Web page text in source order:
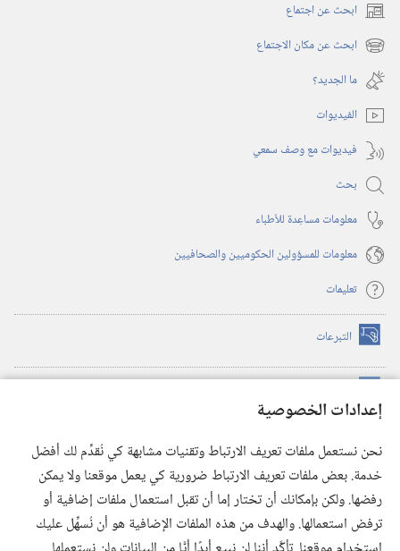
إعدادات الخصوصية
نحن نستعمل ملفات تعريف الارتباط وتقنيات مشابهة كي نُقدِّم لك أفضل
خدمة. بعض ملفات تعريف الارتباط ضرورية كي يعمل موقعنا ولا يمكن
رفضها. ولكن بإمكانك أن تختار إما أن تقبل استعمال ملفات إضافية أو
ترفض استعمالها. والهدف من هذه الملفات الإضافية هو أن نُسهِّل عليك
ابحث عن اجتماع (يفتح
نافذة ابحث عن مكان الاجتماع (يفتح
نافذة
جديدة)
ما الجديد؟‏
الفيديوات
فيديوات مع وصف سمعي
بحث
معلومات مساعِدة للأطباء
معلومات للمسؤولين الحكوميين والصحافيين
تعليمات
التبرعات (يفتح
نافذة
(يفتح
نافذة
(يفتح
نافذة
جديدة) تطبيق ®
JW Library
مكتبة برج المراقبة